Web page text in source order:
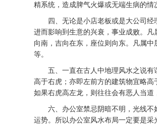
精系统，造成脾气火爆或无端生病的情
四、无论是小店老板或是大公司经
进而影响到生意的兴衰，事业成败。
向南，吉向在东，座位则向东。凡属
等。
五、一直在古人中地理风水之说有
高于右虎；亦即左前方的建筑物宜略
如果右虎高左龙，则往往会有恶人当道
六、办公室禁忌阴暗不明，光线不
运势。所以办公室风水布局一定要是采